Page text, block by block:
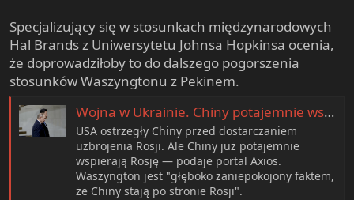
Specjalizujący się w stosunkach międzynarodowych
Hal Brands z Uniwersytetu Johnsa Hopkinsa ocenia,
że doprowadziłoby to do dalszego pogorszenia
stosunków Waszyngtonu z Pekinem.
Wojna w Ukrainie. Chiny potajemnie wspierają Rosję
USA ostrzegły Chiny przed dostarczaniem
uzbrojenia Rosji. Ale Chiny już potajemnie
wspierają Rosję — podaje portal Axios.
Waszyngton jest "głęboko zaniepokojony faktem,
że Chiny stają po stronie Rosji".